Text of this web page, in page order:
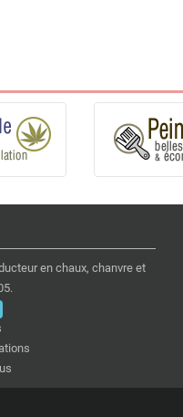
en chaux, chanvre et